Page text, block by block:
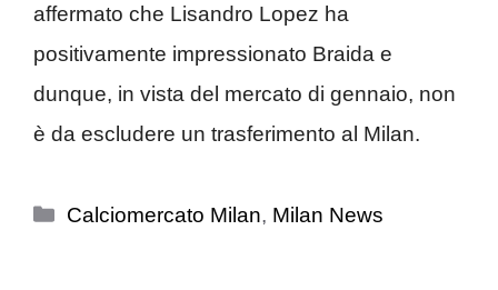
affermato che Lisandro Lopez ha
positivamente impressionato Braida e
dunque, in vista del mercato di gennaio, non
è da escludere un trasferimento al Milan.
Categorie
Calciomercato Milan, Milan News